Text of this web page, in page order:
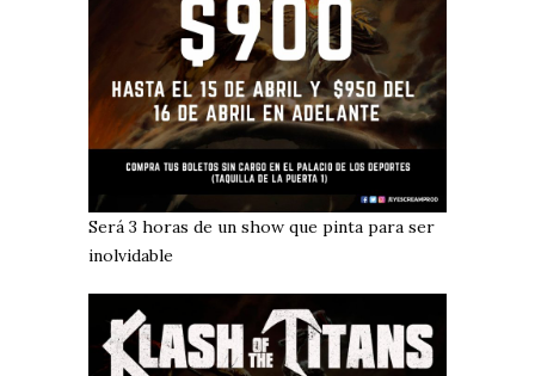
Será 3 horas de un show que pinta para ser
inolvidable